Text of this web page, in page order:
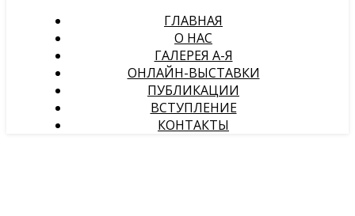
ГЛАВНАЯ
О НАС
ГАЛЕРЕЯ А-Я
ОНЛАЙН-ВЫСТАВКИ
ПУБЛИКАЦИИ
ВСТУПЛЕНИЕ
КОНТАКТЫ